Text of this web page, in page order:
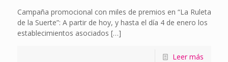
Campaña promocional con miles de premios en “La Ruleta
de la Suerte”: A partir de hoy, y hasta el día 4 de enero los
establecimientos asociados […]
Leer más